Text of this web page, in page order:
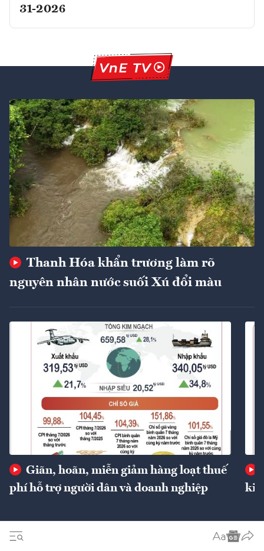
31-2026
Thanh Hóa khẩn trương làm rõ
nguyên nhân nước suối Xú đổi màu
Giãn, hoãn, miễn giảm hàng loạt thuế
phí hỗ trợ người dân và doanh nghiệp